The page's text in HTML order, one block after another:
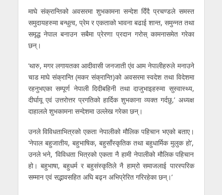
माघे संक्रान्तिको अवसरमा शुभकामना सन्देश दिँदै प्रचण्डले समस्त
समुदायहरुमा बन्धुत्व, प्रेम र एकताको भावना बढाई शान्त, समुन्नत तथा
समृद्ध नेपाल बनाउन सबैमा प्रेरणा प्रदान गरोस् कामनासमेत गरेका
छन्।
‘थारु, मगर लगायतका आदीवासी जनजाती एंव आम नेपालीहरुले मनाउने
चाड माघे संक्रान्ति (मकर संक्रान्ति)को अवसरमा स्वदेश तथा विदेशमा
रहनुभएका सम्पूर्ण नेपाली दिदीबहिनी तथा दाजुभाइहरुमा सुस्वास्थ्य,
दीर्घायू एवं उत्तरोत्तर प्रगतिको हार्दिक शुभकाना व्यक्त गर्दछु,’ अध्यक्ष
दाहालले शुभकामना सन्देशमा उल्लेख गरेका छन्।
उनले विविधताभित्रको एकता नेपालीको मौलिक पहिचान भएको बताए।
‘नेपाल बहुजातीय, बहुभाषिक, बहुसाँस्कृतिक तथा बहुधार्मिक मुलुक हो’,
उनले भने, ‘विविधता भित्रको एकता नै हामी नेपालीको मौलिक पहिचान
हो। बहुभाषा, बहुधर्म र बहुसंस्कृतिले नै हाम्रो समाजलाई पारस्परिक
सम्मान एवं सद्भावसहित अघि बढ्न अभिप्रेरित गरिरहेका छन्।’